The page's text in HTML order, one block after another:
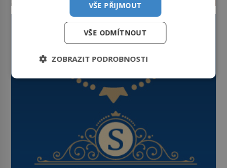
VŠE PŘIJMOUT
VŠE ODMÍTNOUT
ZOBRAZIT PODROBNOSTI